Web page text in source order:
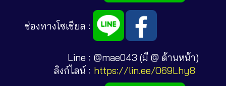
ช่องทางโซเชียล :
Line : @mae043 (มี @ ด้านหน้า)
ลิงก์ไลน์ : https://lin.ee/O69Lhy8